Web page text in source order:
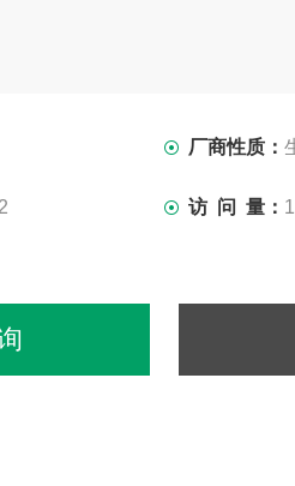
厂商性质：
访 问 量：